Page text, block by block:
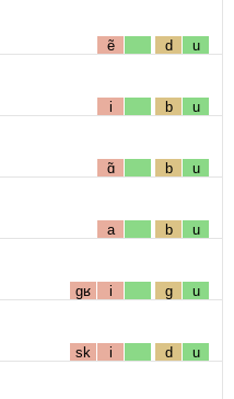
ẽ d u
i b u
ɑ̃ b u
a b u
gʁ i g u
sk i d u